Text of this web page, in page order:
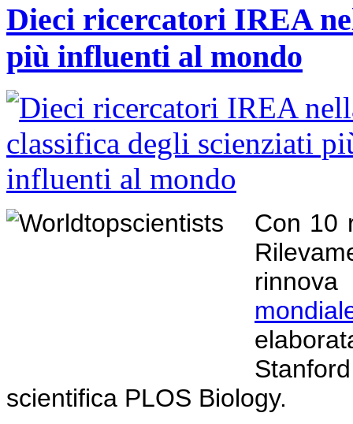
Dieci ricercatori IREA
più influenti al mondo
Con 10
scientifica PLOS Biology.